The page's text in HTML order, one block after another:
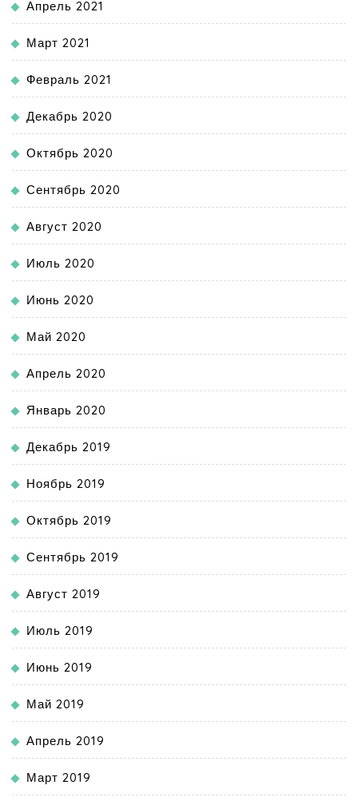
Апрель 2021
Март 2021
Февраль 2021
Декабрь 2020
Октябрь 2020
Сентябрь 2020
Август 2020
Июль 2020
Июнь 2020
Май 2020
Апрель 2020
Январь 2020
Декабрь 2019
Ноябрь 2019
Октябрь 2019
Сентябрь 2019
Август 2019
Июль 2019
Июнь 2019
Май 2019
Апрель 2019
Март 2019